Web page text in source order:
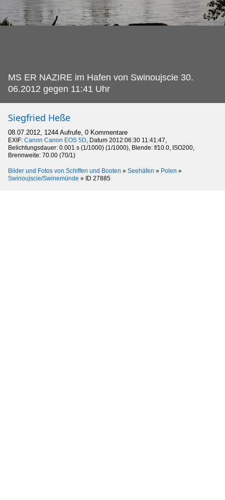
MS ER NAZIRE im Hafen von Swinoujscie 30.
06.2012 gegen 11:41 Uhr
Siegfried Heße
08.07.2012, 1244 Aufrufe, 0 Kommentare
EXIF: Canon Canon EOS 5D, Datum 2012:06:30 11:41:47,
Belichtungsdauer: 0.001 s (1/1000) (1/1000), Blende: f/10.0, ISO200,
Brennweite: 70.00 (70/1)
Bilder und Fotos von Schiffen und Booten » Seehäfen » Polen »
Swinoujscie/Swinemünde » ID 27885